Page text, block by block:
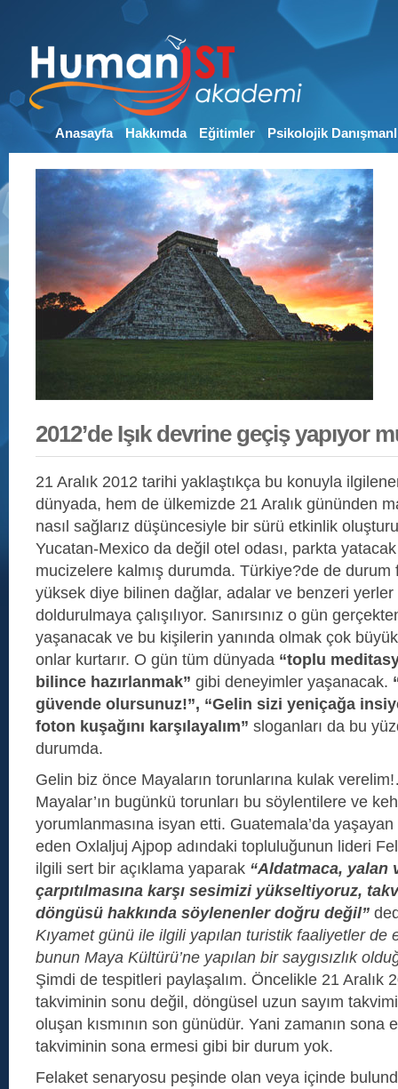
Anasayfa Hakkımda Eğitimler Psikolojik
2012’de Işık devrine geçiş yapıyor
21 Aralık 2012 tarihi yaklaştıkça bu konuyla
dünyada, hem de ülkemizde 21 Aralık gününden
nasıl sağlarız düşüncesiyle bir sürü etkinlik
Yucatan-Mexico da değil otel odası, parkta
mucizelere kalmış durumda. Türkiye?de de durum
yüksek diye bilinen dağlar, adalar ve benzeri
doldurulmaya çalışılıyor. Sanırsınız o gün
yaşanacak ve bu kişilerin yanında olmak çok
onlar kurtarır. O gün tüm dünyada “toplu
bilince hazırlanmak” gibi deneyimler yaşanacak.
güvende olursunuz!”, “Gelin sizi yeniçağa
foton kuşağını karşılayalım” sloganları da bu
durumda.
Gelin biz önce Mayaların torunlarına kulak
Mayalar’ın bugünkü torunları bu söylentilere ve
yorumlanmasına isyan etti. Guatemala’da
eden Oxlaljuj Ajpop adındaki topluluğunun lideri
ilgili sert bir açıklama yaparak “Aldatmaca, yalan
çarpıtılmasına karşı sesimizi yükseltiyoruz,
döngüsü hakkında söylenenler doğru değil”
Kıyamet günü ile ilgili yapılan turistik faaliyetler de
bunun Maya Kültürü’ne yapılan bir saygısızlık
Şimdi de tespitleri paylaşalım. Öncelikle 21 Aralık
takviminin sonu değil, döngüsel uzun sayım
oluşan kısmının son günüdür. Yani zamanın sona
takviminin sona ermesi gibi bir durum yok.
Felaket senaryosu peşinde olan veya içinde